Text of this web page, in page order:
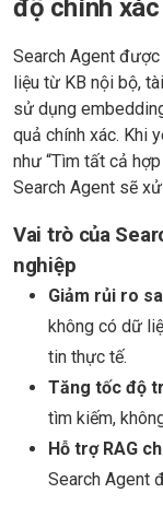
độ chính xác
Search Agent
liệu từ KB nội bộ,
sử dụng
quả chính xác. Khi
như “Tìm tất cả
Search Agent sẽ
Vai trò của
nghiệp
Giảm rủi ro
không có dữ
tin thực tế.
Tăng tốc độ
tìm kiếm,
Hỗ trợ RAG
Search Agent